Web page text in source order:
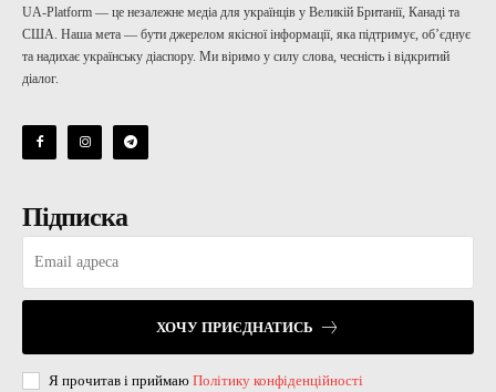
UA-Platform — це незалежне медіа для українців у Великій Британії, Канаді та
США. Наша мета — бути джерелом якісної інформації, яка підтримує, об’єднує
та надихає українську діаспору. Ми віримо у силу слова, чесність і відкритий
діалог.
Підписка
ХОЧУ ПРИЄДНАТИСЬ
Я прочитав і приймаю Політику конфіденційності